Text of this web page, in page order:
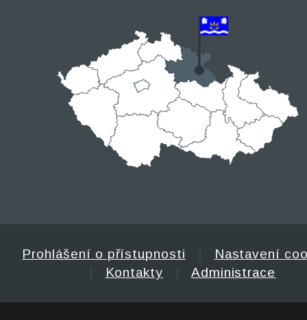
Prohlášení o přístupnosti
Nastavení
Kontakty Administrace